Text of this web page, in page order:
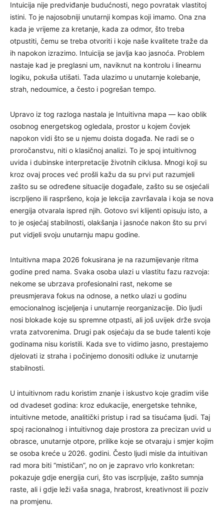
Intuicija nije predviđanje budućnosti, nego povratak vlastitoj
istini. To je najosobniji unutarnji kompas koji imamo. Ona zna
kada je vrijeme za kretanje, kada za odmor, što treba
otpustiti, čemu se treba otvoriti i koje naše kvalitete traže da
ih napokon izrazimo. Intuicija se javlja kao jasnoća. Problem
nastaje kad je preglasni um, naviknut na kontrolu i linearnu
logiku, pokuša utišati. Tada ulazimo u unutarnje kolebanje,
strah, nedoumice, a često i pogrešan tempo.
Upravo iz tog razloga nastala je Intuitivna mapa — kao oblik
osobnog energetskog ogledala, prostor u kojem čovjek
napokon vidi što se u njemu doista događa. Ne radi se o
proročanstvu, niti o klasičnoj analizi. To je spoj intuitivnog
uvida i dubinske interpretacije životnih ciklusa. Mnogi koji su
kroz ovaj proces već prošli kažu da su prvi put razumjeli
zašto su se određene situacije događale, zašto su se osjećali
iscrpljeno ili raspršeno, koja je lekcija završavala i koja se nova
energija otvarala ispred njih. Gotovo svi klijenti opisuju isto, a
to je osjećaj stabilnosti, olakšanja i jasnoće nakon što su prvi
put vidjeli svoju unutarnju mapu godine.
Intuitivna mapa 2026 fokusirana je na razumijevanje ritma
godine pred nama. Svaka osoba ulazi u vlastitu fazu razvoja:
nekome se ubrzava profesionalni rast, nekome se
preusmjerava fokus na odnose, a netko ulazi u godinu
emocionalnog iscjeljenja i unutarnje reorganizacije. Dio ljudi
nosi blokade koje su spremne otpasti, ali još uvijek drže svoja
vrata zatvorenima. Drugi pak osjećaju da se bude talenti koje
godinama nisu koristili. Kada sve to vidimo jasno, prestajemo
djelovati iz straha i počinjemo donositi odluke iz unutarnje
stabilnosti.
U intuitivnom radu koristim znanje i iskustvo koje gradim više
od dvadeset godina: kroz edukacije, energetske tehnike,
intuitivne metode, analitički pristup i rad sa tisućama ljudi. Taj
spoj racionalnog i intuitivnog daje prostora za precizan uvid u
obrasce, unutarnje otpore, prilike koje se otvaraju i smjer kojim
se osoba kreće u 2026. godini. Često ljudi misle da intuitivan
rad mora biti “mističan”, no on je zapravo vrlo konkretan:
pokazuje gdje energija curi, što vas iscrpljuje, zašto sumnja
raste, ali i gdje leži vaša snaga, hrabrost, kreativnost ili poziv
na promjenu.